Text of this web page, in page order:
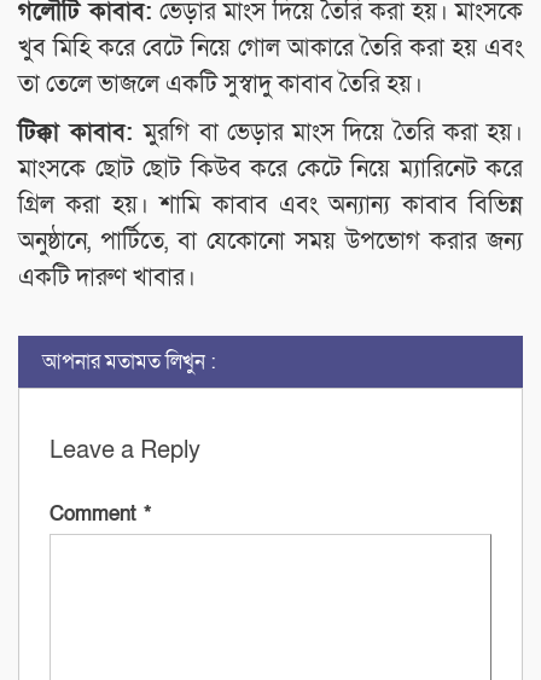
গলৌটি কাবাব: ভেড়ার মাংস দিয়ে তৈরি করা হয়। মাংসকে
খুব মিহি করে বেটে নিয়ে গোল আকারে তৈরি করা হয় এবং
তা তেলে ভাজলে একটি সুস্বাদু কাবাব তৈরি হয়।
টিক্কা কাবাব:মুরগি বা ভেড়ার মাংস দিয়ে তৈরি করা হয়।
মাংসকে ছোট ছোট কিউব করে কেটে নিয়ে ম্যারিনেট করে
গ্রিল করা হয়। শামি কাবাব এবং অন্যান্য কাবাব বিভিন্ন
অনুষ্ঠানে, পার্টিতে, বা যেকোনো সময় উপভোগ করার জন্য
একটি দারুণ খাবার।
আপনার মতামত লিখুন :
Leave a Reply
Comment *